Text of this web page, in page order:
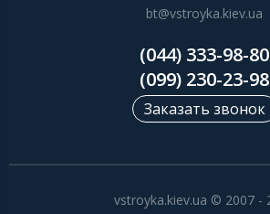
bt@vstroyka.kiev.ua
(044) 333-98-80
(099) 230-23-98
Заказать звонок
vstroyka.kiev.ua © 2007 -